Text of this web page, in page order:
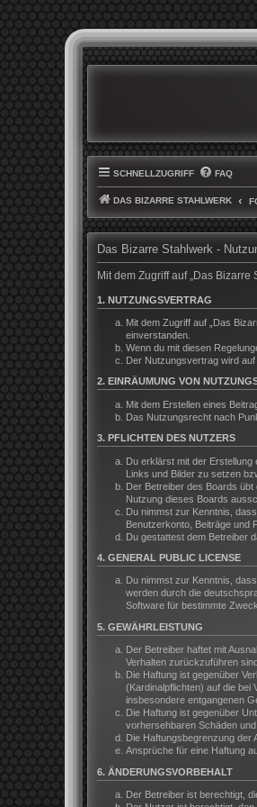
SCHNELLZUGRIFF FAQ
DAS BIZARRE STAHLWERK
Das Bizarre Stahlwerk -
Mit dem Zugriff auf „Das
1. NUTZUNGSVERTRAG
Mit dem Zugriff auf „Das
einverstanden.
Wenn du mit diesen
Der Nutzungsvertrag wird
2. EINRÄUMUNG VON
Mit dem Erstellen eines
Das Nutzungsrecht nach
3. PFLICHTEN DES NUTZERS
Du erklärst mit der
Links und Bilder zu setzen
Der Betreiber des Boards
Nutzung dieses Boards
Du nimmst zur Kenntnis,
Benutzerkonto, Beiträge und
Du gestattest dem Betreiber
4. GENERAL PUBLIC LICENSE
Du nimmst zur Kenntnis,
werden durch die
Software für bestimmte
5. GEWÄHRLEISTUNG
Der Betreiber haftet mit
Verhalten zurückzuführen
Die Haftung ist gegenüber
(Kardinalpflichten) auf die
insbesondere entgangenen
Die Haftung ist gegenüber
vorhersehbaren Schäden
Die Haftungsbegrenzung der
Ansprüche für eine Haftung
6. ÄNDERUNGSVORBEHALT
Der Betreiber ist berechtigt,